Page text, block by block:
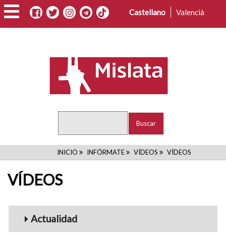
Pasar
al
contenido
Castellano Valencià
RUTA
INICIO INFÓRMATE VÍDEOS VÍDEOS
VÍDEOS
Menu_Videos
Actualidad